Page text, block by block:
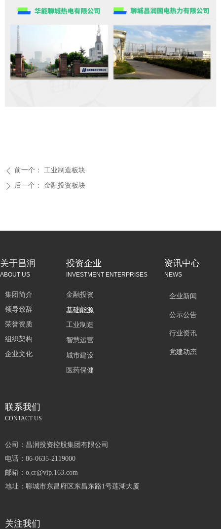
ꄴ 前一个： 工业制造板块
ꄲ 后一个： 金融投资板块
联系我们
CONTACT US
公司： 昌润投资控股集团有限公司
电话： 86-0635-2119000
邮箱： o.cr@vip.163.com
地址： 聊城市东昌府区东昌东路1号莲湖大厦
关于昌润
ABOUT US
集团简介
领导致辞
荣誉资质
组织架构
企业文化
投资企业
INVESTMENT ENTERPRISES
金融投资
基础能源
工业制造
智慧运营
城市建设
医药保健
资讯中心
NEWS
企业新闻
公示公告
行业资讯
党建动态
关注我们